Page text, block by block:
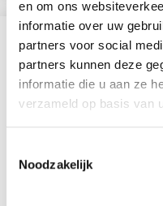
en om ons
informatie over uw
partners voor social
partners kunnen deze
informatie die u aan ze
verzameld op basis van
Noodzakelijk
SIMILAIRE À CECI
29% de réduction